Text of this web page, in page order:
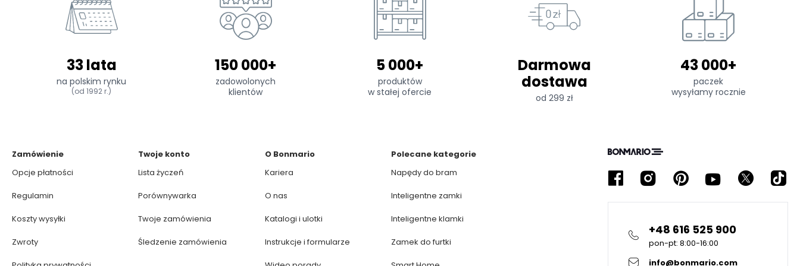
33 lata
na polskim rynku
(od 1992 r.)
150 000+
zadowolonych
klientów
5 000+
produktów
w stałej ofercie
Darmowa
dostawa
od 299 zł
43 000+
paczek
wysyłamy rocznie
+48 616 525 900
pon-pt: 8:00-16:00
info@bonmario.com
Zamówienie
Opcje płatności
Regulamin
Koszty wysyłki
Zwroty
Twoje konto
Lista życzeń
Porównywarka
Twoje zamówienia
Śledzenie zamówienia
O Bonmario
Kariera
O nas
Katalogi i ulotki
Instrukcje i formularze
Polecane kategorie
Napędy do bram
Inteligentne zamki
Inteligentne klamki
Zamek do furtki